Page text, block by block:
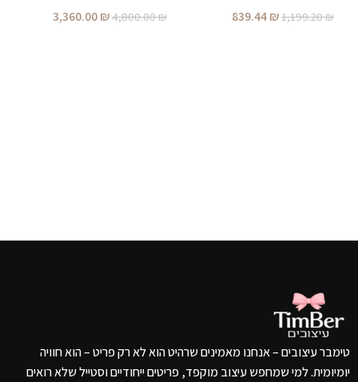
1,199.20₪
839.44₪
4,800.00₪
3,360.00₪
טימבר עיצובים – אנחנו מאמינים שרהיט הוא לא רק פריט – הוא חוויה
יומיומית. למי שמחפש עיצוב מוקפד, פריטים ייחודיים וסטייל שלא רואים